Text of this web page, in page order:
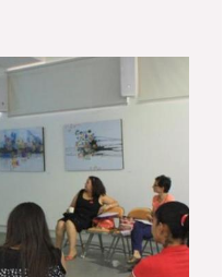
costumbre y la
Iniciativa
Varias
de los Comités
(CAPS ) nos
de género se